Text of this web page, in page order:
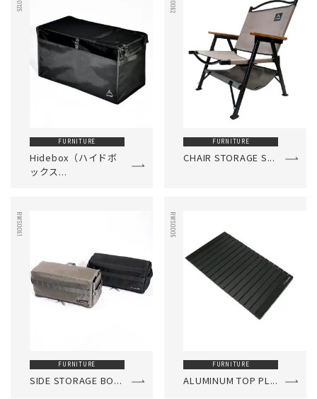
FURNITURE
Hidebox（ハイドボ
ックス...
FURNITURE
CHAIR STORAGE S...
RWS0081
FURNITURE
SIDE STORAGE BO...
RWS0005
FURNITURE
ALUMINUM TOP PL...